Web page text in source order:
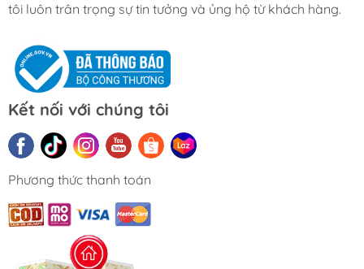
tôi luôn trân trọng sự tin tưởng và ủng hộ từ khách hàng.
Kết nối với chúng tôi
Phương thức thanh toán